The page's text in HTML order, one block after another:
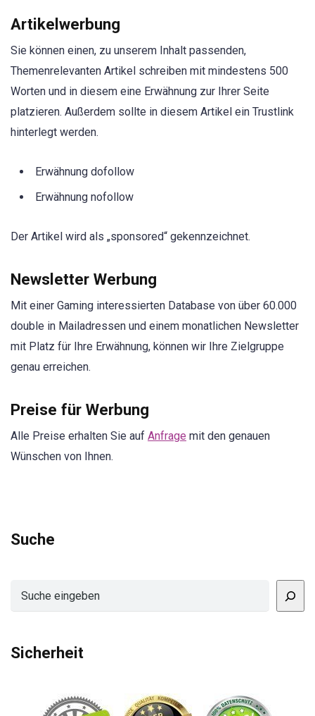
Artikelwerbung
Sie können einen, zu unserem Inhalt passenden,
Themenrelevanten Artikel schreiben mit mindestens 500
Worten und in diesem eine Erwähnung zur Ihrer Seite
platzieren. Außerdem sollte in diesem Artikel ein Trustlink
hinterlegt werden.
Erwähnung dofollow
Erwähnung nofollow
Der Artikel wird als „sponsored“ gekennzeichnet.
Newsletter Werbung
Mit einer Gaming interessierten Database von über 60.000
double in Mailadressen und einem monatlichen Newsletter
mit Platz für Ihre Erwähnung, können wir Ihre Zielgruppe
genau erreichen.
Preise für Werbung
Alle Preise erhalten Sie auf Anfrage mit den genauen
Wünschen von Ihnen.
Suche
Sicherheit